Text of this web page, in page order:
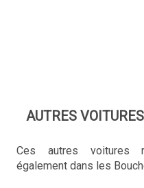
AUTRES
Ces autres voitures
également dans les